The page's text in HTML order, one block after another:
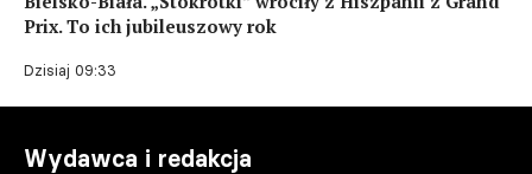
Prix. To ich jubileuszowy rok
Dzisiaj 09:33
Wydawca i redakcja